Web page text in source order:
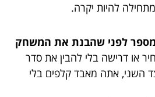
להיות יקרה.
או דרישה בלי להבין את סדר
השני, אתה מאבד קלפים בלי